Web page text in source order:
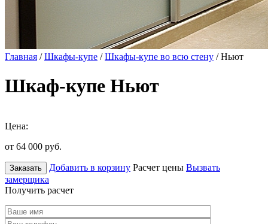
Главная /Шкафы-купе /Шкафы-купе во всю стену / Ньют
Шкаф-купе Ньют
Цена:
от 64 000 руб.
Заказать Добавить в корзину Расчет цены Вызвать
замерщика
Получить расчет